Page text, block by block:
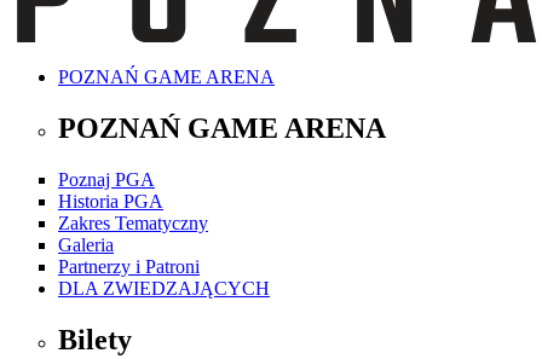
POZNAŃ GAME ARENA
POZNAŃ GAME ARENA
Poznaj PGA
Historia PGA
Zakres Tematyczny
Galeria
Partnerzy i Patroni
DLA ZWIEDZAJĄCYCH
Bilety